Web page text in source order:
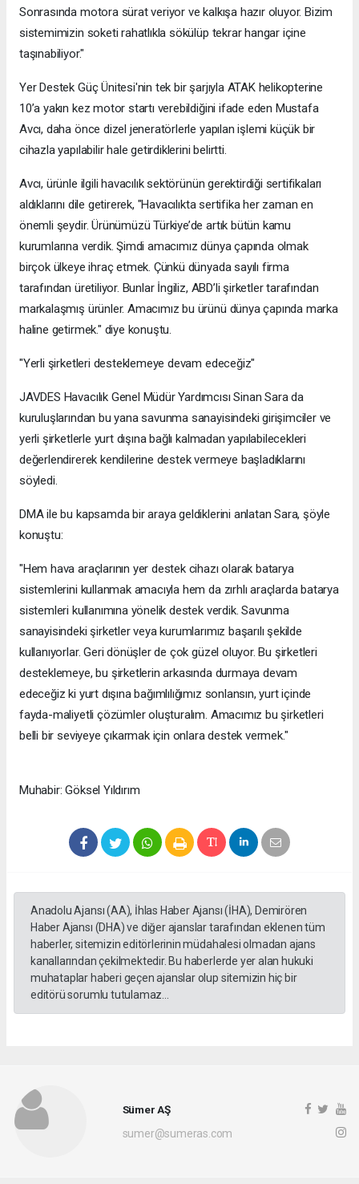
Sonrasında motora sürat veriyor ve kalkışa hazır oluyor. Bizim
sistemimizin soketi rahatlıkla sökülüp tekrar hangar içine
taşınabiliyor."
Yer Destek Güç Ünitesi'nin tek bir şarjıyla ATAK helikopterine
10’a yakın kez motor startı verebildiğini ifade eden Mustafa
Avcı, daha önce dizel jeneratörlerle yapılan işlemi küçük bir
cihazla yapılabilir hale getirdiklerini belirtti.
Avcı, ürünle ilgili havacılık sektörünün gerektirdiği sertifikaları
aldıklarını dile getirerek, "Havacılıkta sertifika her zaman en
önemli şeydir. Ürünümüzü Türkiye’de artık bütün kamu
kurumlarına verdik. Şimdi amacımız dünya çapında olmak
birçok ülkeye ihraç etmek. Çünkü dünyada sayılı firma
tarafından üretiliyor. Bunlar İngiliz, ABD’li şirketler tarafından
markalaşmış ürünler. Amacımız bu ürünü dünya çapında marka
haline getirmek." diye konuştu.
"Yerli şirketleri desteklemeye devam edeceğiz"
JAVDES Havacılık Genel Müdür Yardımcısı Sinan Sara da
kuruluşlarından bu yana savunma sanayisindeki girişimciler ve
yerli şirketlerle yurt dışına bağlı kalmadan yapılabilecekleri
değerlendirerek kendilerine destek vermeye başladıklarını
söyledi.
DMA ile bu kapsamda bir araya geldiklerini anlatan Sara, şöyle
konuştu:
"Hem hava araçlarının yer destek cihazı olarak batarya
sistemlerini kullanmak amacıyla hem da zırhlı araçlarda batarya
sistemleri kullanımına yönelik destek verdik. Savunma
sanayisindeki şirketler veya kurumlarımız başarılı şekilde
kullanıyorlar. Geri dönüşler de çok güzel oluyor. Bu şirketleri
desteklemeye, bu şirketlerin arkasında durmaya devam
edeceğiz ki yurt dışına bağımlılığımız sonlansın, yurt içinde
fayda-maliyetli çözümler oluşturalım. Amacımız bu şirketleri
belli bir seviyeye çıkarmak için onlara destek vermek."
Muhabir: Göksel Yıldırım
Anadolu Ajansı (AA), İhlas Haber Ajansı (İHA), Demirören
Haber Ajansı (DHA) ve diğer ajanslar tarafından eklenen tüm
haberler, sitemizin editörlerinin müdahalesi olmadan ajans
kanallarından çekilmektedir. Bu haberlerde yer alan hukuki
muhataplar haberi geçen ajanslar olup sitemizin hiç bir
editörü sorumlu tutulamaz...
Sümer AŞ
sumer@sumeras.com